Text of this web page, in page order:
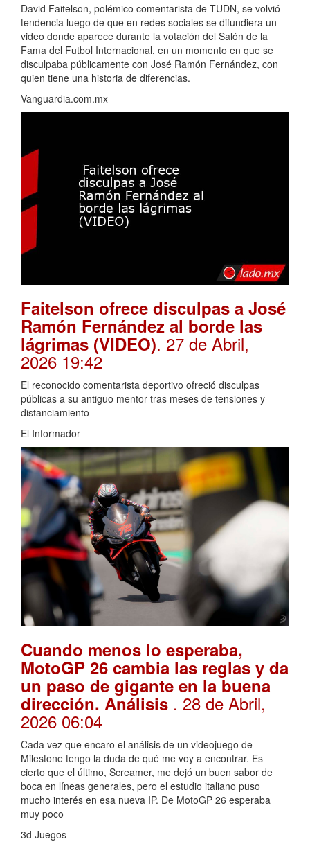
David Faitelson, polémico comentarista de TUDN, se volvió
tendencia luego de que en redes sociales se difundiera un
video donde aparece durante la votación del Salón de la
Fama del Futbol Internacional, en un momento en que se
disculpaba públicamente con José Ramón Fernández, con
quien tiene una historia de diferencias.
Vanguardia.com.mx
Faitelson ofrece disculpas a José
Ramón Fernández al borde las
lágrimas (VIDEO). 27 de Abril,
2026 19:42
El reconocido comentarista deportivo ofreció disculpas
públicas a su antiguo mentor tras meses de tensiones y
distanciamiento
El Informador
Cuando menos lo esperaba,
MotoGP 26 cambia las reglas y da
un paso de gigante en la buena
dirección. Análisis . 28 de Abril,
2026 06:04
Cada vez que encaro el análisis de un videojuego de
Milestone tengo la duda de qué me voy a encontrar. Es
cierto que el último, Screamer, me dejó un buen sabor de
boca en líneas generales, pero el estudio italiano puso
mucho interés en esa nueva IP. De MotoGP 26 esperaba
muy poco
3d Juegos